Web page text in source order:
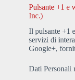
Pulsante +1 e
Inc.)
Il pulsante +1
servizi di
Google+,
Dati Personali